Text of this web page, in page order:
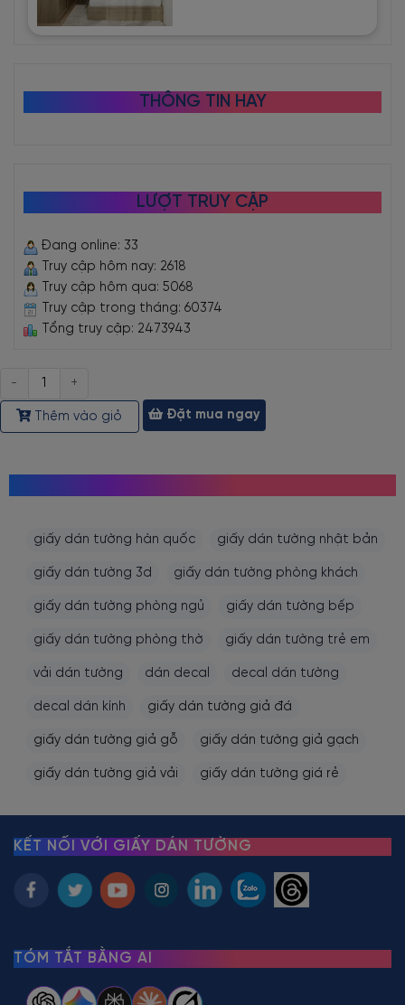
THÔNG TIN HAY
LƯỢT TRUY CẬP
Đang online: 33
Truy cập hôm nay: 2618
Truy cập hôm qua: 5068
Truy cập trong tháng: 60374
Tổng truy cập: 2473943
Số
lượng
Thêm vào giỏ
Đặt mua ngay
giấy dán tường hàn quốc giấy dán tường nhật bản
giấy dán tường 3d giấy dán tường phòng khách
giấy dán tường phòng ngủ giấy dán tường bếp
giấy dán tường phòng thờ giấy dán tường trẻ em
vải dán tường dán decal decal dán tường
decal dán kính giấy dán tường giả đá
giấy dán tường giả gỗ giấy dán tường giả gạch
giấy dán tường giả vải giấy dán tường giá rẻ
KẾT NỐI VỚI GIẤY DÁN TƯỜNG
TÓM TẮT BẰNG AI